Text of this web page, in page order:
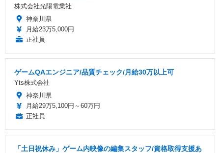
株式会社光陽電業社
神奈川県
月給23万5,000円
正社員
ゲームQAエンジニア/品質チェック/月給30万以上可
Yts株式会社
神奈川県
月給29万5,100円～60万円
正社員
「土日祝休み」ゲーム内映像の編集スタッフ/資格取得支援あ